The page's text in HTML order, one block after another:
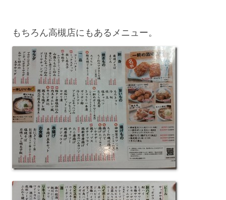
もちろん高槻店にもあるメニュー。